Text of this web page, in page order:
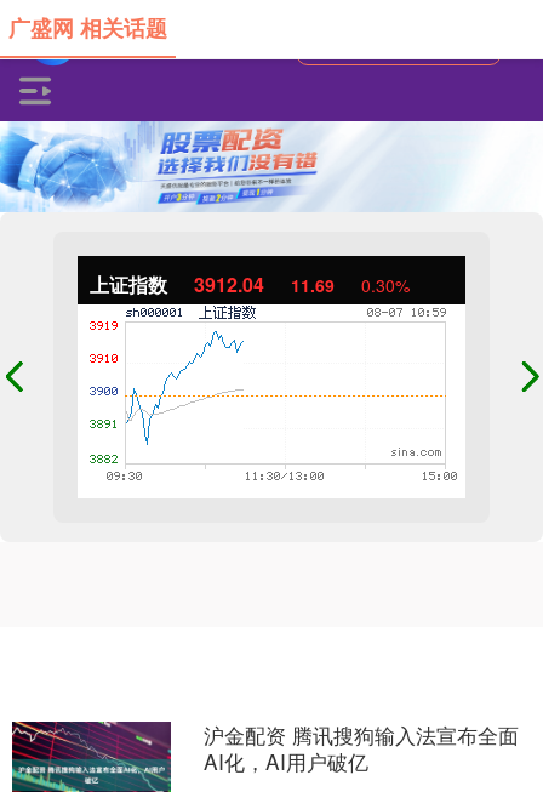
上证指数 3912.04 11.69 0.30%
广盛网 相关话题
沪金配资 腾讯搜狗输入法宣布全面
AI化，AI用户破亿